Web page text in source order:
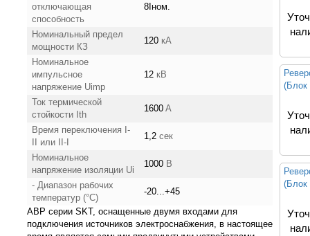
отключающая
способность
8Iном.
Номинальный предел
мощности КЗ
120 кА
Номинальное
импульсное
напряжение Uimp
12 кВ
Ток термической
стойкости Ith
1600 A
Время переключения I-
II или II-I
1,2 сек
Номинальное
напряжение изоляции Ui
1000 В
- Диапазон рабочих
температур (°C)
-20...+45
АВР серии SKT, оснащенные двумя входами для
подключения источников электроснабжения, в настоящее
(Блок
(Блок